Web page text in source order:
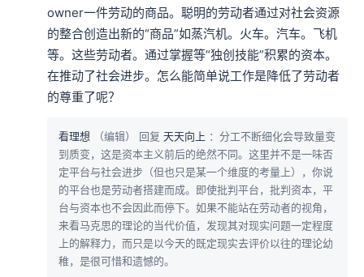
owner一件劳动的商品。聪明的劳动者通过对社会资源
的整合创造出新的“商品”如蒸汽机。火车。汽车。飞机
等。这些劳动者。通过掌握等“独创技能”积累的资本。
在推动了社会进步。怎么能简单说工作是降低了劳动者
的尊重了呢？
看理想 （编辑） 回复 天天向上 ：分工不断细化会导致量变
到质变，这是资本主义前后的绝然不同。这里并不是一味否
定平台与社会进步（但也只是某一个维度的考量上），你说
的平台也是劳动者搭建而成。即使批判平台，批判资本，平
台与资本也不会因此而停下。如果不能站在劳动者的视角，
来看马克思的理论的当代价值，发现其对现实问题一定程度
上的解释力，而只是以今天的既定现实去评价以往的理论幼
稚，是很可惜和遗憾的。